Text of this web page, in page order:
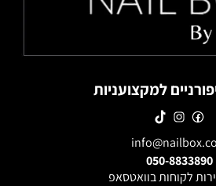
למקצועניות
050-8833890
לקוחות בוואטסאפ